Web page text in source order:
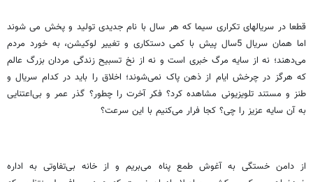
قطعا در سریالهای تکراری سیما که هر سال با نام جدیدی تولید و پخش می شوند
اما همان سریال 5سال پیش با کمی دستکاری و تغییر لوکیشن، به خورد مردم
می‌دهند؛ نه از سایه مرگ خبری است و نه از نخ تسبیح زندگی مردان بزرگ عالم
که هرگز در چرخش ایام از ذهن پاک نمی‌شوند؛ اخلاق را باید در کدام سریال و
طنز و مستند تلویزیونی مشاهده کرد؟ فکر آخرت را چطور؟ گذر عمر و بی‌اعتنایی
به آن سایه عزیز را چی؟ کجا فرار می‌کنیم با این سرعت؟
از دامن خستگی به آغوش طمع پناه می‌بریم و از خانه بی‌تفاوتی به اداره